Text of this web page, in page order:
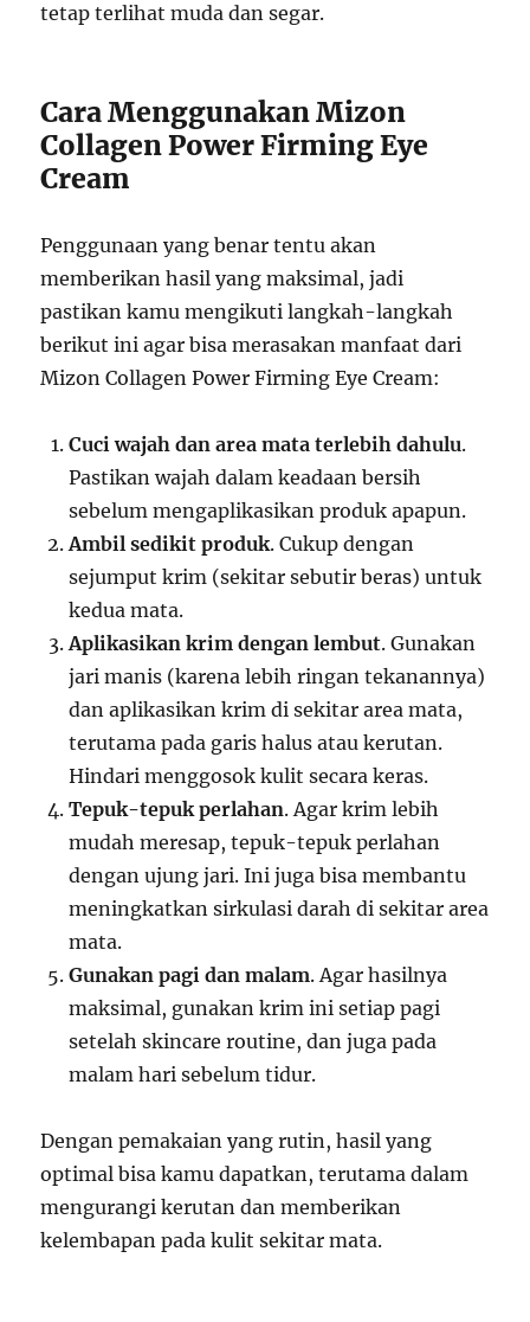
tetap terlihat muda dan segar.
Cara Menggunakan Mizon
Collagen Power Firming Eye
Cream
Penggunaan yang benar tentu akan
memberikan hasil yang maksimal, jadi
pastikan kamu mengikuti langkah-langkah
berikut ini agar bisa merasakan manfaat dari
Mizon Collagen Power Firming Eye Cream:
Cuci wajah dan area mata terlebih dahulu.
Pastikan wajah dalam keadaan bersih
sebelum mengaplikasikan produk apapun.
Ambil sedikit produk. Cukup dengan
sejumput krim (sekitar sebutir beras) untuk
kedua mata.
Aplikasikan krim dengan lembut. Gunakan
jari manis (karena lebih ringan tekanannya)
dan aplikasikan krim di sekitar area mata,
terutama pada garis halus atau kerutan.
Hindari menggosok kulit secara keras.
Tepuk-tepuk perlahan. Agar krim lebih
mudah meresap, tepuk-tepuk perlahan
dengan ujung jari. Ini juga bisa membantu
meningkatkan sirkulasi darah di sekitar area
mata.
Gunakan pagi dan malam. Agar hasilnya
maksimal, gunakan krim ini setiap pagi
setelah skincare routine, dan juga pada
malam hari sebelum tidur.
Dengan pemakaian yang rutin, hasil yang
optimal bisa kamu dapatkan, terutama dalam
mengurangi kerutan dan memberikan
kelembapan pada kulit sekitar mata.